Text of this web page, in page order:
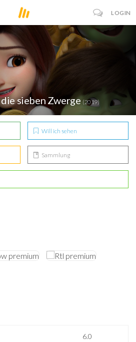
LOGIN
sieben Zwerge(2019)
Will ich sehen
Sammlung
6.0